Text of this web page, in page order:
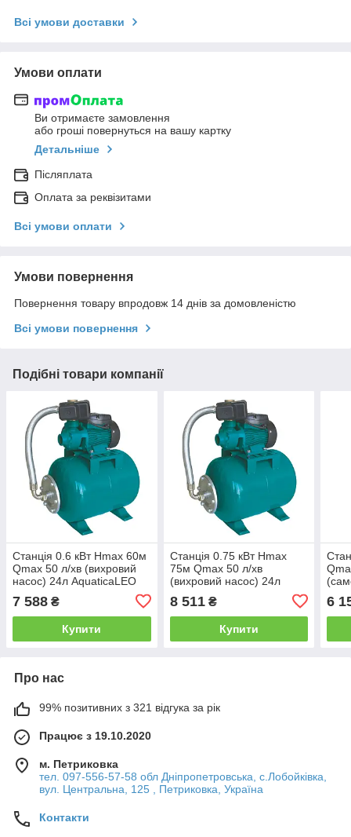
Всі умови доставки
Умови оплати
Ви отримаєте замовлення
або гроші повернуться на вашу картку
Детальніше
Післяплата
Оплата за реквізитами
Всі умови оплати
Умови повернення
Повернення товару впродовж 14 днів за домовленістю
Всі умови повернення
Подібні товари компанії
Станція 0.6 кВт Hmax 60м
Qmax 50 л/хв (вихровий
насос) 24л AquaticaLEO
7 588 ₴
Купити
Станція 0.75 кВт Hmax
75м Qmax 50 л/хв
(вихровий насос) 24л
AquaticaLEO (775134/24)
8 511₴
Купити
6
Про нас
99% позитивних з 321 відгука за рік
Працює з 19.10.2020
м. Петриковка
тел. 097-556-57-58 обл Дніпропетровська, с.Лобойківка,
вул. Центральна, 125 , Петриковка, Україна
Контакти